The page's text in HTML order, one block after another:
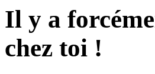
Il y a
chez toi !